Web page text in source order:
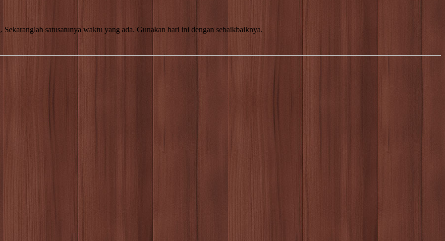
satu­satunya waktu yang ada. Gunakan hari ini dengan sebaik­baiknya.